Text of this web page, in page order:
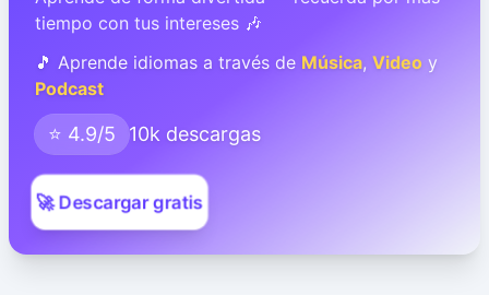
tiempo con tus intereses 🎶
🎵 Aprende idiomas a través de Música, Video y
Podcast
⭐ 4.9/5 10k descargas
🚀 Descargar gratis